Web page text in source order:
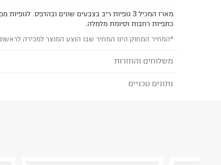
מארז המכיל 3 גופיות ריב בצבעים שונים ובהדפס.
כתפיות רחבות וסיומת מלמלה.
*המחיר המחוק הינו המחיר שבו הוצע המוצר למכירה
משלוחים והחזרות
לבחירת בשיטת המשלוח המתאימה לכם,
נתונים טכניים